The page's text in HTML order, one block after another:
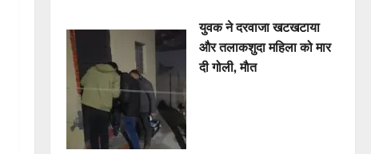
युवक ने दरवाजा खटखटाया
और तलाकशुदा महिला को मार
दी गोली, माैत